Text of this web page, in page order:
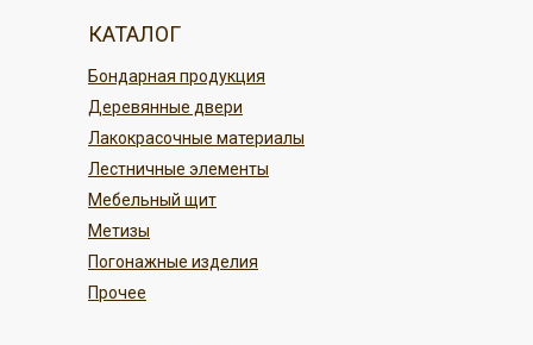
переводом
Безналичным платежом
ПОДРОБНЕЕ
Прочее
Метизы
Деревянные двери
Лакокрасочные материалы
Погонажные изделия
Мебельный щит
Лестничные элементы
Бондарная продукция
КАТАЛОГ